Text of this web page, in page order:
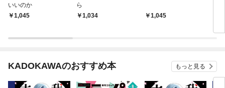
いいのか
1,045
ら
1,034
1,045
KADOKAWAのおすすめ本 もっと見る